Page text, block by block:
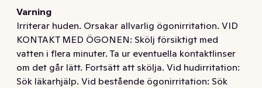
Varning
Irriterar huden. Orsakar allvarlig ögonirritation. VID
KONTAKT MED ÖGONEN: Skölj försiktigt med
vatten i flera minuter. Ta ur eventuella kontaktlinser
om det går lätt. Fortsätt att skölja. Vid hudirritation:
Sök läkarhjälp. Vid bestående ögonirritation: Sök